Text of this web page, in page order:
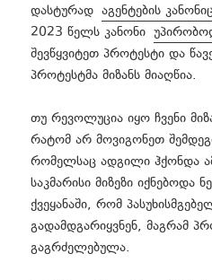
დასტურადაგენტების
2023 წელს კანონი
შევწყვიტეთ პროტესტი და
პროტესტმა მიზანს მიაღწია.
თუ რევოლუცია იყო ჩვენი
რატომ არ მოვიგონეთ
რომელსაც ადგილი ჰქონდა
საკმარისი მიზეზი იქნებოდა
ქვეყანაში, რომ
გადამდგარიყვნენ, მაგრამ
გაგრძელებულა.